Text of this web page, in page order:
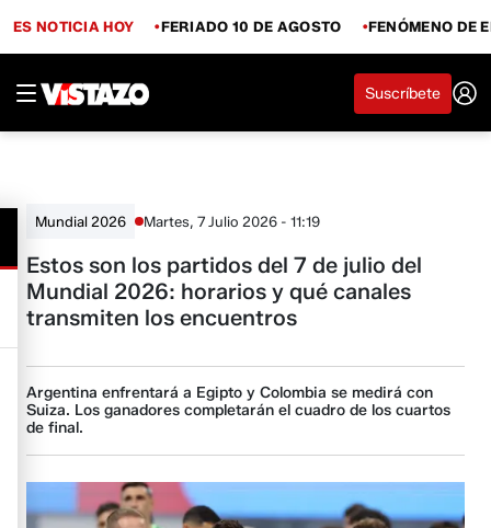
ES NOTICIA HOY FERIADO 10 DE AGOSTO FENÓMENO DE
Suscríbete
Mundial 2026 Martes, 7 Julio 2026 - 11:19
Estos son los partidos del 7 de julio del
Mundial 2026: horarios y qué canales
transmiten los encuentros
Argentina enfrentará a Egipto y Colombia se medirá con
Suiza. Los ganadores completarán el cuadro de los cuartos
de final.